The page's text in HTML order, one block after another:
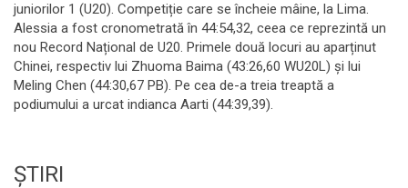
juniorilor 1 (U20). Competiție care se încheie mâine, la Lima.
Alessia a fost cronometrată în 44:54,32, ceea ce reprezintă un
nou Record Național de U20. Primele două locuri au aparținut
Chinei, respectiv lui Zhuoma Baima (43:26,60 WU20L) și lui
Meling Chen (44:30,67 PB). Pe cea de-a treia treaptă a
podiumului a urcat indianca Aarti (44:39,39).
ȘTIRI